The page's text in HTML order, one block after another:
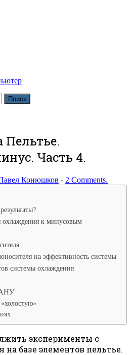
Пельтье.
Часть 4.
Конюшков - 2 Comments.
охлаждения к минусовым
на эффективность системы
системы охлаждения
эксперименты с
базе элементов пельтье.